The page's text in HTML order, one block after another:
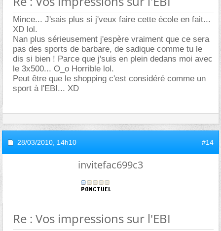
Mince... J'sais plus si j'veux faire cette école en fait...
XD lol.
Nan plus sérieusement j'espère vraiment que ce sera
pas des sports de barbare, de sadique comme tu le
dis si bien ! Parce que j'suis en plein dedans moi avec
le 3x500... O_o Horrible lol.
Peut être que le shopping c'est considéré comme un
sport à l'EBI... XD
28/03/2010, 14h10 #14
invitefac699c3
Re : Vos impressions sur l'EBI